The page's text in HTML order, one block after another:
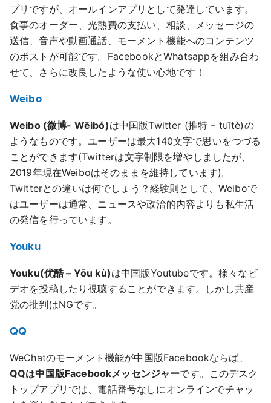
プリですが、オールインアプリとして発達しています。
食事のオーダー、光熱費の支払い、相談、メッセージの
送信、音声や動画通話、モーメント機能へのコンテンツ
のポストが可能です。FacebookとWhatsappを組み合わ
せて、さらに改良したような使い心地です！
Weibo
Weibo (微博- Wēibó)は中国版Twitter (推特 – tuītè)の
ようなものです。ユーザーは最大140文字で思いをつづる
ことができます(Twitterは文字制限を増やしましたが、
2019年現在Weiboはそのままを維持しています)。
Twitterとの違いは何でしょう？経験則として、Weiboで
はユーザーは通常、ニュースや政治的内容よりも私生活
の発信を行っています。
Youku
Youku(优酷 – Yōu kù)は中国版Youtubeです。様々なビ
デオを投稿したり視聴することができます。しかし共産
党の批判はNGです。
QQ
WeChatのモーメント機能が中国版Facebookならば、
QQは中国版Facebookメッセンジャーです。このデスク
トップアプリでは、電話番号なしにオンラインでチャッ